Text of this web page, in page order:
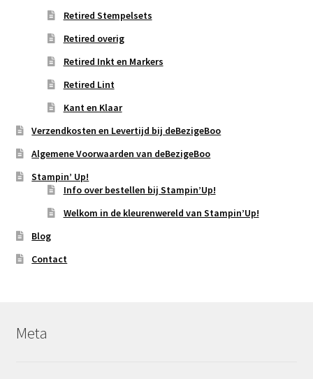
Retired Stempelsets
Retired overig
Retired Inkt en Markers
Retired Lint
Kant en Klaar
Verzendkosten en Levertijd bij deBezigeBoo
Algemene Voorwaarden van deBezigeBoo
Stampin’ Up!
Info over bestellen bij Stampin’Up!
Welkom in de kleurenwereld van Stampin’Up!
Blog
Contact
Meta